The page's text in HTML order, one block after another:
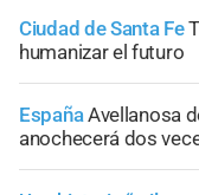
Ciudad de Santa Fe
humanizar el futuro
EspañaAvellanosa
anochecerá dos